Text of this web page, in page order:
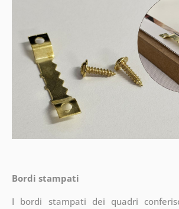
Bordi stampati
I bordi stampati dei quadri